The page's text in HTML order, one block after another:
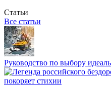
Статьи
Все статьи
Руководство по выбору